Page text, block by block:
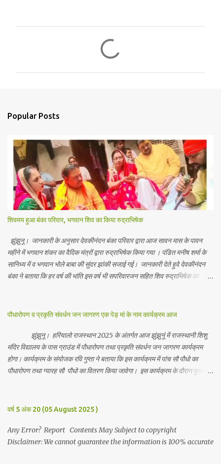
s
Popular Posts
शिवमय हुआ बंका परिवार, भगवान शिव का किया रुद्राभिषेक
झुंझुनू। जानकारी के अनुसार देवकीनंदन बंका परिवार द्वारा आज सावन मास के पावन
महीने में भगवान शंकर का वैदिक मंत्रों द्वारा रुद्राभिषेक किया गया । पंडित मनीष शर्मा के
सानिध्य में व भगवान भोले बाबा की सुंदर झांकी सजाई गई। जानकारी देते हुवे देवकीनंदन
बंका ने बताया कि हर वर्ष की भांति इस वर्ष भी सपरिवारजन सहित शिव रुद्राभिषेक का
भाविक, लाडो, मीना, रेनू, निर्मला, दीक्षा, मनीषा आदि सभी परिवार जन उपस्थित रहे।
guarantee the information is 100% accurate
पौधारोपण व प्रकृति संवर्धन जन जागरण एक पेड़ मां के नाम कार्यक्रम आज
झुंझुनू। हरियालो राजस्थान 2025 के अंतर्गत आज झुंझुनूं में राजस्थानी शिशु
मंदिर विद्यालय के पास ग्राउंड में पौधारोपण तथा प्रकृति संवर्धन जन जागरण कार्यक्रम
होगा। कार्यक्रम के संयोजक रवि गुप्ता ने बताया कि इस कार्यक्रम में पांच सौ पौधो का
पौधारोपण तथा ग्यारह सौ पौधो का वितरण किया जावेगा। इस कार्यक्रम के दौरान मुख्य
उपस्थित रहेंगे। Contents May Subject to copyright Disclaimer: We
वर्ष 5 अंक 20 (05 August 2025 )
Any Error? Report Contents May Subject to copyright
Disclaimer: We cannot guarantee the information is 100% accurate